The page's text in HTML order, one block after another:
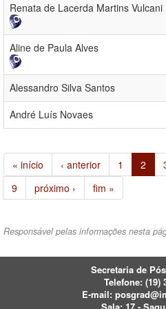
Renata de Lacerda Martins Vulcani
Aline de Paula Alves
Alessandro Silva Santos
André Luís Novaes
« início ‹ anterior 1 2
9
próximo › fim »
Responsável pelas informações nesta
Secretaria de
Telefone: (19)
E-mail: